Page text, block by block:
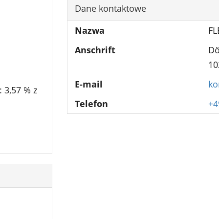
Dane kontaktowe
Nazwa
Anschrift
E-mail
Telefon
% z